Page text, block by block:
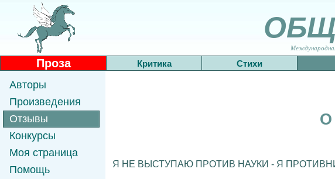
Проза Критика Стихи
Авторы
Произведения
Отзывы
Конкурсы
Моя страница
Помощь
О
Я НЕ ВЫСТУПАЮ ПРОТИВ НАУКИ - Я